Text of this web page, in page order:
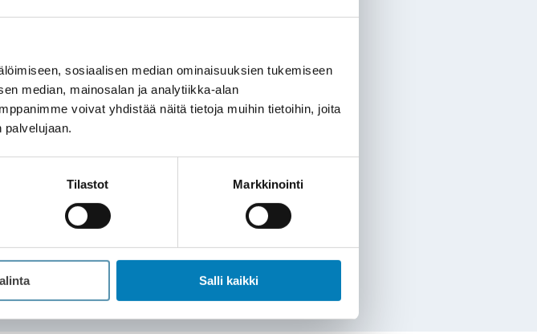
sosiaalisen median ominaisuuksien tukemiseen
median, mainosalan ja analytiikka-alan
voivat yhdistää näitä tietoja muihin tietoihin, joita
palvelujaan.
Tilastot Markkinointi
Salli kaikki
patterit tai lattialämmitys. Sinulla voi
on lopussa tai polttoöljyn hinta tekee
kokonaan.
sähkölämmitys tai vanha vesikiertoinen
: VILP voi toimia hybridinä kaukolämmön
kokonaan ilma-vesilämpöpumpulla
tai maalämpö ei ole hyväksytty.